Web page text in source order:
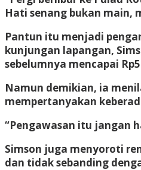
Hati senang bukan main,
Pantun itu menjadi
kunjungan lapangan,
sebelumnya mencapai
Namun demikian, ia
mempertanyakan
“Pengawasan itu jangan
Simson juga menyoroti
dan tidak sebanding